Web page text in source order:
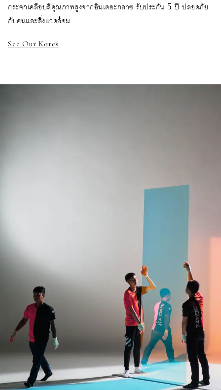
กระจกเคลือบสีคุณภาพสูงจากอินเดอะกลาซ รับประกัน 5 ปี ปลอดภัย
กับคนและสิ่งแวดล้อม
See Our Kotes